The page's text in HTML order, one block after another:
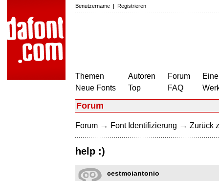
Benutzername | Registrieren
Themen
Neue Fonts
Autoren
Top
Forum
FAQ
Forum
Forum → Font Identifizierung → Zurück
help :)
cestmoiantonio